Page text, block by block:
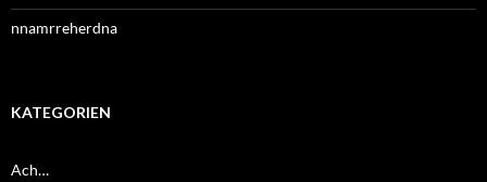
nnamrreherdna
KATEGORIEN
Ach…